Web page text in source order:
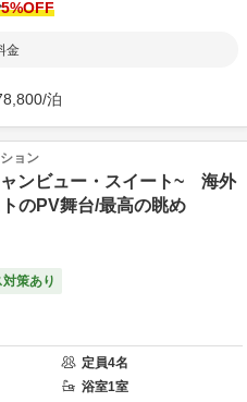
5%OFF
金
/泊
ョン
ンビュー・スイート~ 海外
のPV舞台/最高の眺め
策あり
定員4名
浴室1室